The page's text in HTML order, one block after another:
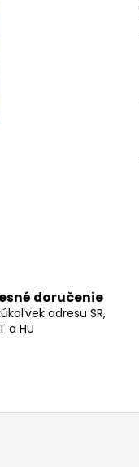
doručenie
adresu SR,
a HU